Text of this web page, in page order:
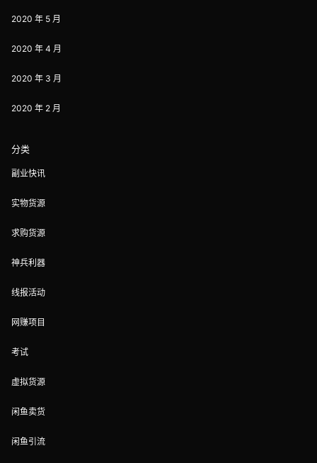
2020 年 5 月
2020 年 4 月
2020 年 3 月
2020 年 2 月
分类
副业快讯
实物货源
求购货源
神兵利器
线报活动
网赚项目
考试
虚拟货源
闲鱼卖货
闲鱼引流